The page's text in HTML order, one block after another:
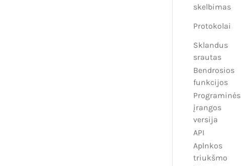
skelbimas
Protokolai
Sklandus
srautas
Bendrosios
funkcijos
Programinės
įrangos
versija
API
Aplnkos
triukšmo